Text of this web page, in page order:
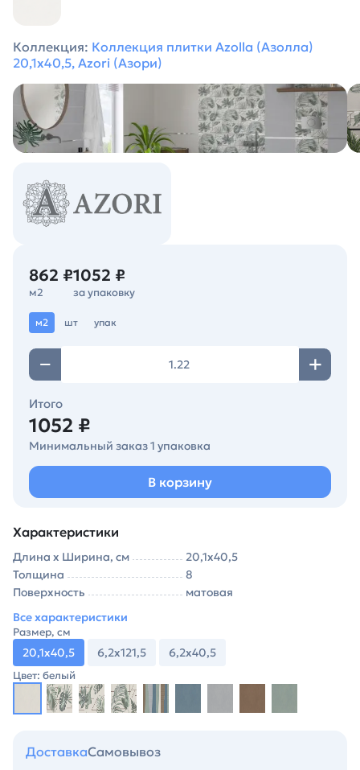
Коллекция: Коллекция плитки Azolla (Азолла)
20,1х40,5, Azori (Азори)
862 ₽
м2
1052 ₽
за упаковку
м2 шт упак
Итого
1052 ₽
Минимальный заказ 1 упаковка
В корзину
Характеристики
Длина х Ширина, см
20,1х40,5
Толщина
8
Поверхность
матовая
Все характеристики
Размер, см
20,1х40,5 6,2х121,5 6,2х40,5
Цвет: белый
ДоставкаСамовывоз